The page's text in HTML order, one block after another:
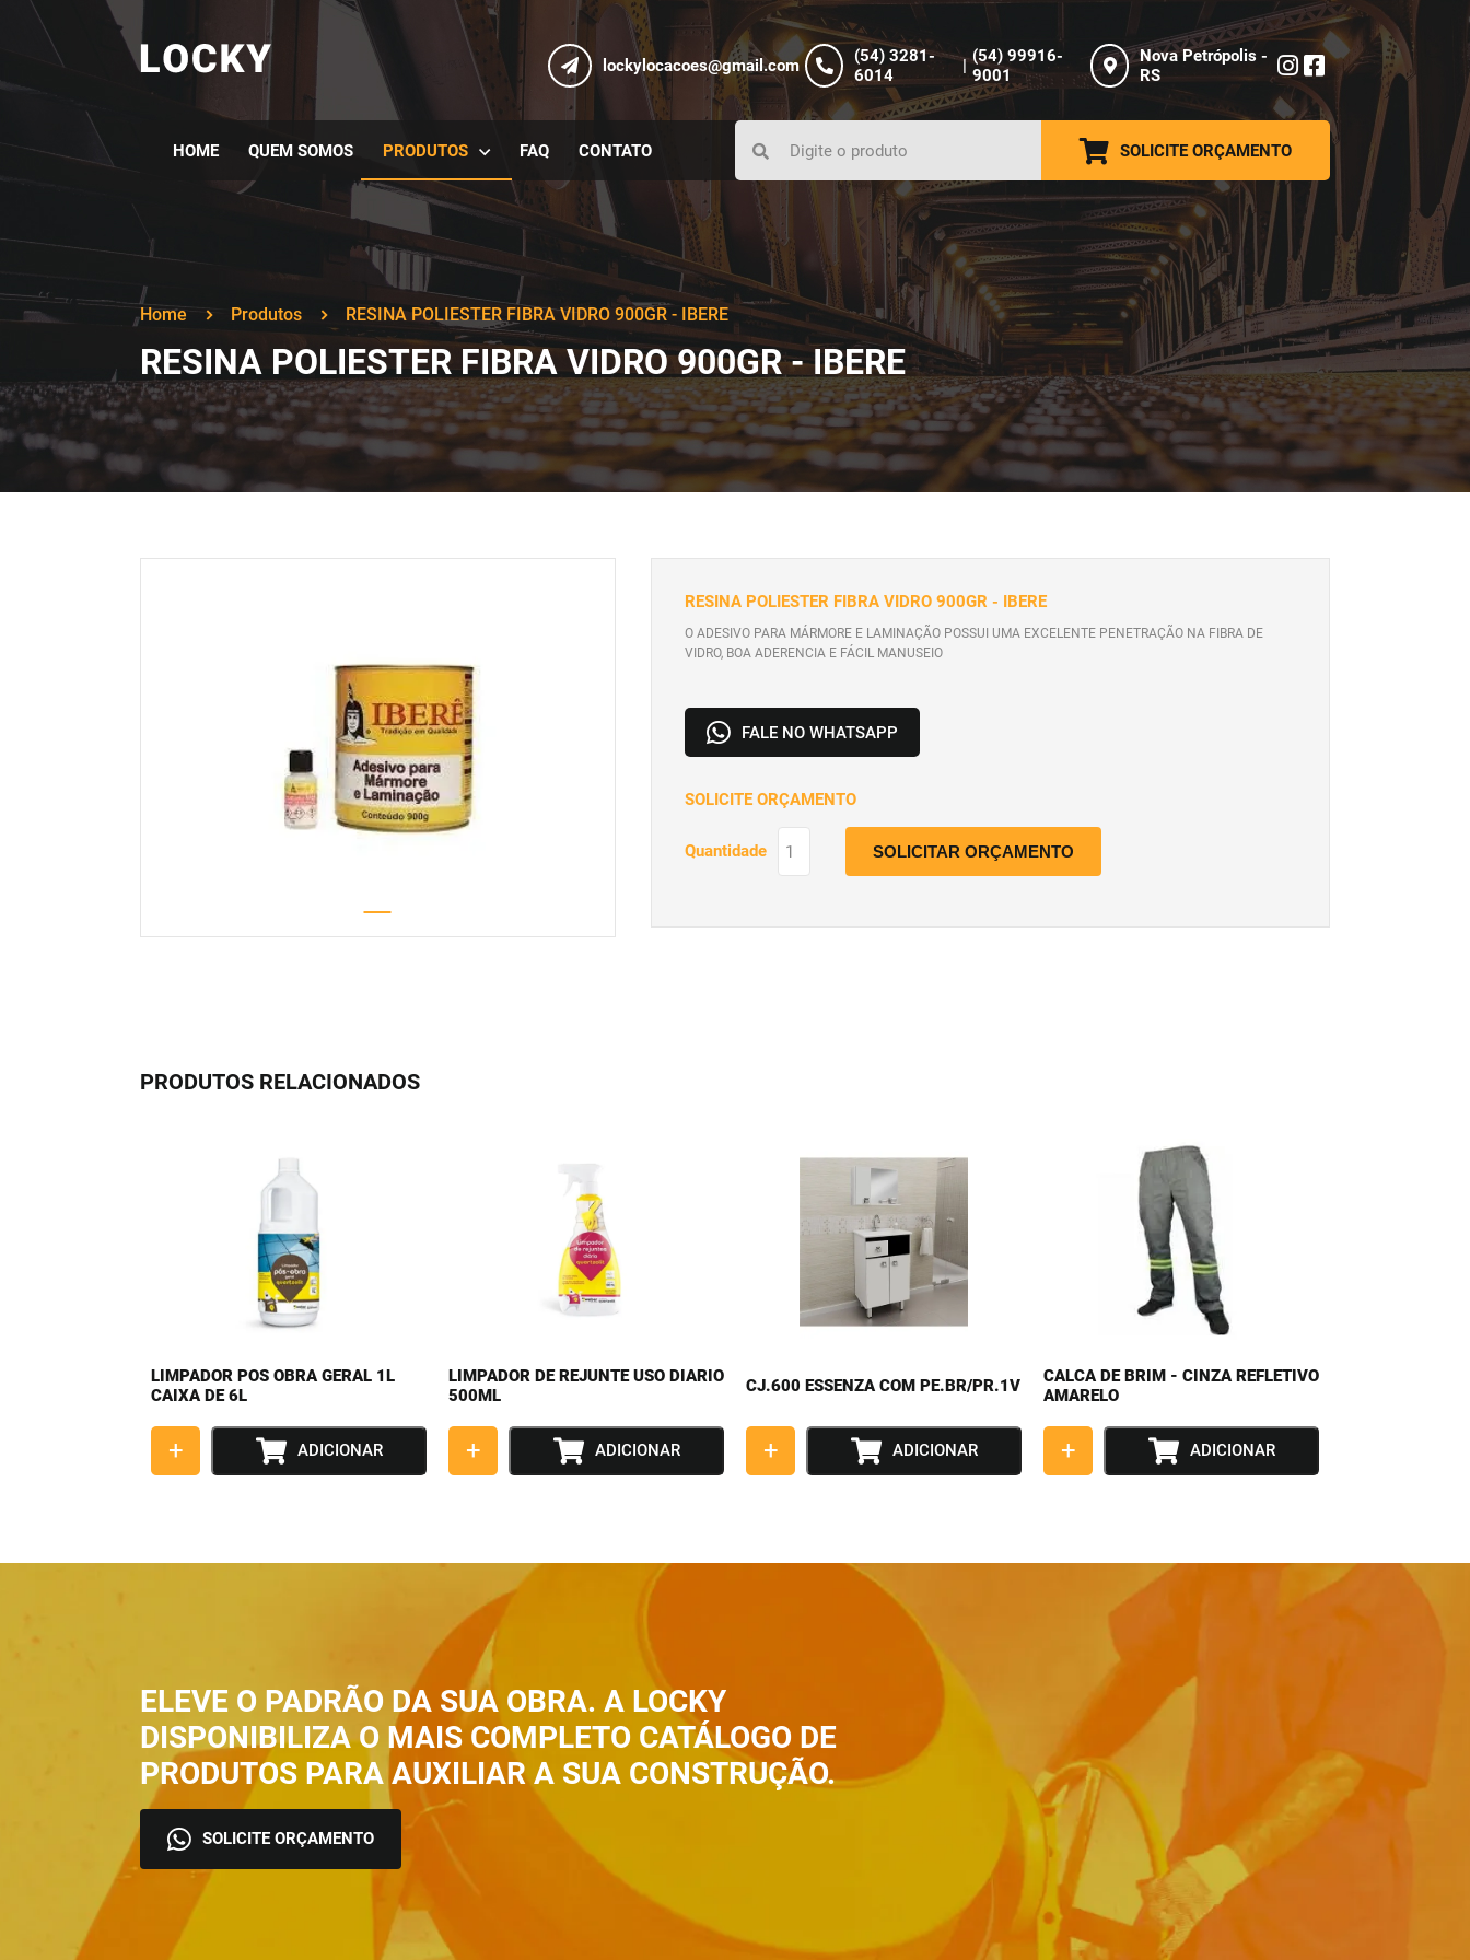
lockylocacoes@gmail.com
(54) 3281-
6014
| (54) 99916-
9001
Nova Petrópolis -
RS
HOME QUEM SOMOS PRODUTOS FAQ CONTATO SOLICITE ORÇAMENTO
Home Produtos RESINA POLIESTER FIBRA VIDRO 900GR - IBERE
RESINA POLIESTER FIBRA VIDRO 900GR - IBERE
RESINA POLIESTER FIBRA VIDRO 900GR - IBERE
O ADESIVO PARA MÁRMORE E LAMINAÇÃO POSSUI UMA EXCELENTE PENETRAÇÃO NA FIBRA DE
VIDRO, BOA ADERENCIA E FÁCIL MANUSEIO
FALE NO WHATSAPP
SOLICITE ORÇAMENTO
Quantidade SOLICITAR ORÇAMENTO
PRODUTOS RELACIONADOS
LIMPADOR POS OBRA GERAL 1L
CAIXA DE 6L
+ ADICIONAR
LIMPADOR DE REJUNTE USO DIARIO
500ML
+ ADICIONAR
CJ.600 ESSENZA COM PE.BR/PR.1V
+ ADICIONAR
CALCA DE BRIM - CINZA REFLETIVO
AMARELO
+ ADICIONAR
ELEVE O PADRÃO DA SUA OBRA. A LOCKY
DISPONIBILIZA O MAIS COMPLETO CATÁLOGO DE
PRODUTOS PARA AUXILIAR A SUA CONSTRUÇÃO.
SOLICITE ORÇAMENTO